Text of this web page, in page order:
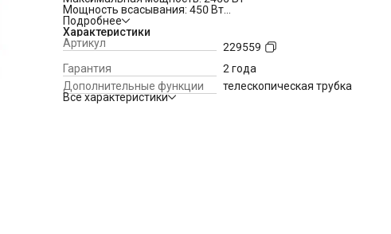
Мощность всасывания: 450 Вт
Система фильтрации:
Мешок-пылесборник 3,5 л
Фильтра HEPA13
Насадки:
Универсальная насадка пол/ковер
Щелевая насадка и щетка в корпусе пылесоса
Паркетная насадка Deluxe (ворсинки притягивают
пыль)
Подробнее
Характеристики
Артикул
229559
Гарантия
2 года
Дополнительные функции
телескопическая трубка
Все характеристики